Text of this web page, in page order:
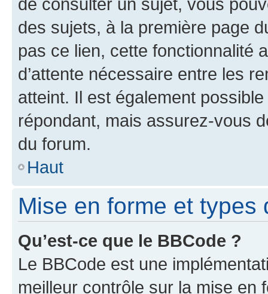
des sujets, à la première page
pas ce lien, cette fonctionnalité
d’attente nécessaire entre les
atteint. Il est également
répondant, mais assurez-vous
du forum.
Haut
Mise en forme et types
Qu’est-ce que le BBCode ?
Le BBCode est une
meilleur contrôle sur la mise en